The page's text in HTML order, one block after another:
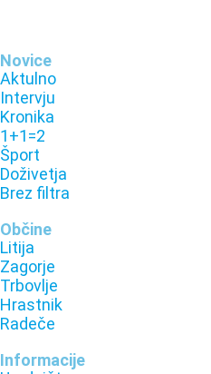
Novice
Aktulno
Intervju
Kronika
1+1=2
Šport
Doživetja
Brez filtra
Občine
Litija
Zagorje
Trbovlje
Hrastnik
Radeče
Informacije